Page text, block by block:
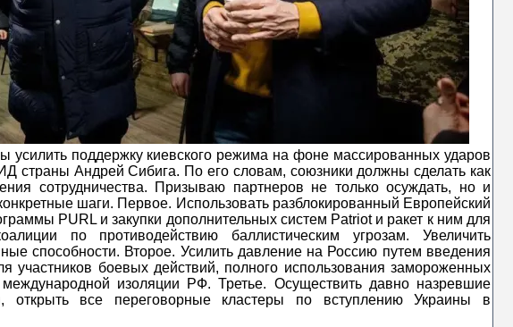
поддержку киевского режима на фоне массированных ударов
страны Андрей Сибига. По его словам, союзники должны сделать как
сотрудничества. Призываю партнеров не только осуждать, но и
шаги. Первое. Использовать разблокированный Европейский
PURL и закупки дополнительных систем Patriot и ракет к ним для
по противодействию баллистическим угрозам. Увеличить
способности. Второе. Усилить давление на Россию путем введения
участников боевых действий, полного использования замороженных
изоляции РФ. Третье. Осуществить давно назревшие
открыть все переговорные кластеры по вступлению Украины в